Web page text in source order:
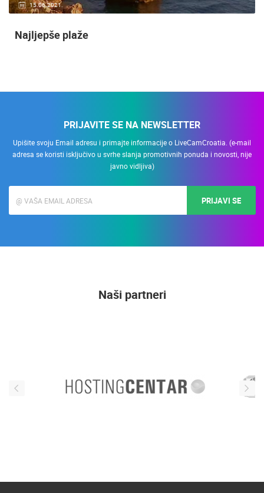
15.06.2021.
Najljepše plaže
PRIJAVITE SE NA NEWSLETTER
Upišite svoju Email adresu i primajte informacije o LiveCamCroatia. (e-mail
adresa se koristi isključivo u svrhe slanja promotivnih ponuda i novosti, nije
javno vidljiva)
PRIJAVI SE
Naši partneri